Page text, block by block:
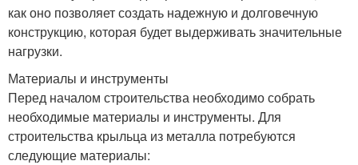
как оно позволяет создать надежную и долговечную
конструкцию, которая будет выдерживать значительные
нагрузки.
Материалы и инструменты
Перед началом строительства необходимо собрать
необходимые материалы и инструменты. Для
строительства крыльца из металла потребуются
следующие материалы: